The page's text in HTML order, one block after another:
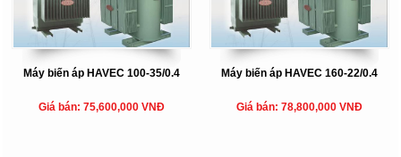
Máy biến áp HAVEC 100-35/0.4
Giá bán: 75,600,000 VNĐ
Máy biến áp HAVEC 160-22/0.4
Giá bán: 78,800,000 VNĐ